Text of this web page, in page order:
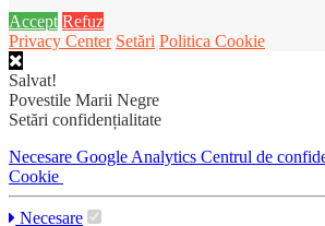
Accept Refuz
Privacy Center Setări Politica Cookie
Salvat!
Povestile Marii Negre
Setări confidențialitate
Necesare Google Analytics Centrul de
Cookie
Necesare